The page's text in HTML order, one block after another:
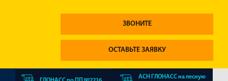
ЗВОНИТЕ
ОСТАВЬТЕ ЗАЯВКУ
АСН ГЛОНАСС на лесную